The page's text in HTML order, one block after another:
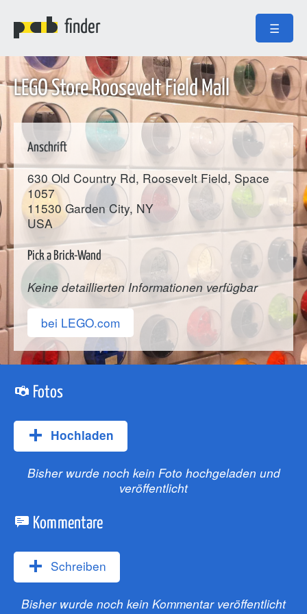
finder ☰
LEGO Store Roosevelt Field Mall
Anschrift
630 Old Country Rd, Roosevelt Field, Space
1057
11530 Garden City, NY
USA
Pick a Brick-Wand
Keine detaillierten Informationen verfügbar
bei LEGO.com
Fotos
Hochladen
Bisher wurde noch kein Foto hochgeladen und
veröffentlicht
Kommentare
Schreiben
Bisher wurde noch kein Kommentar veröffentlicht